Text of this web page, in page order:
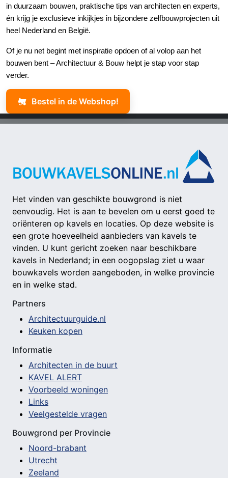
in duurzaam bouwen, praktische tips van architecten en experts,
én krijg je exclusieve inkijkjes in bijzondere zelfbouwprojecten uit
heel Nederland en België.
Of je nu net begint met inspiratie opdoen of al volop aan het
bouwen bent – Architectuur & Bouw helpt je stap voor stap
verder.
Bestel in de Webshop!
Het vinden van geschikte bouwgrond is niet
eenvoudig. Het is aan te bevelen om u eerst goed te
oriënteren op kavels en locaties. Op deze website is
een grote hoeveelheid aanbieders van kavels te
vinden. U kunt gericht zoeken naar beschikbare
kavels in Nederland; in een oogopslag ziet u waar
bouwkavels worden aangeboden, in welke provincie
en in welke stad.
Partners
Architectuurguide.nl
Keuken kopen
Informatie
Architecten in de buurt
KAVEL ALERT
Voorbeeld woningen
Links
Veelgestelde vragen
Bouwgrond per Provincie
Noord-brabant
Utrecht
Zeeland